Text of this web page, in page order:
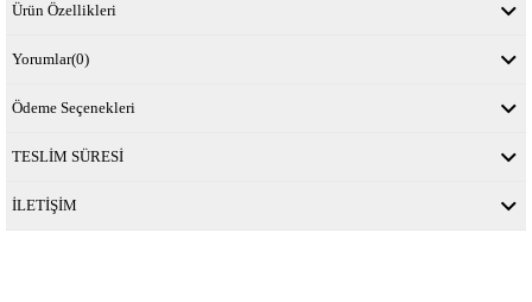
Ürün Özellikleri
Yorumlar(0)
Ödeme Seçenekleri
TESLİM SÜRESİ
İLETİŞİM